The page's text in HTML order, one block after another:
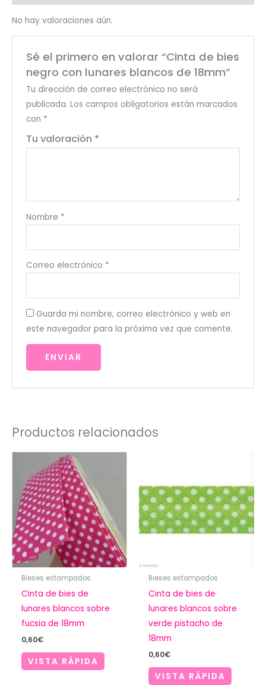
18mm
No hay valoraciones aún.
Sé el primero en valorar “Cinta de bies
negro con lunares blancos de 18mm”
Tu dirección de correo electrónico no será
publicada. Los campos obligatorios están marcados
con *
Tu valoración *
Nombre *
Correo electrónico *
Guarda mi nombre, correo electrónico y web en
este navegador para la próxima vez que comente.
Productos relacionados
Bieses estampados
Cinta de bies de
lunares blancos sobre
fucsia de 18mm
0,60€
VISTA RÁPIDA
Bieses estampados
Cinta de bies de
lunares blancos sobre
verde pistacho de
18mm
0,60€
VISTA RÁPIDA